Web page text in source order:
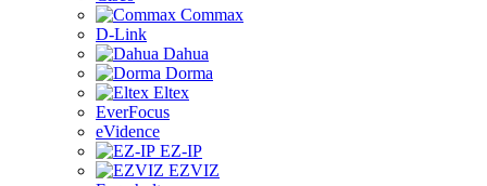
Commax
D-Link
Dahua
Dorma
Eltex
EverFocus
eVidence
EZ-IP
EZVIZ